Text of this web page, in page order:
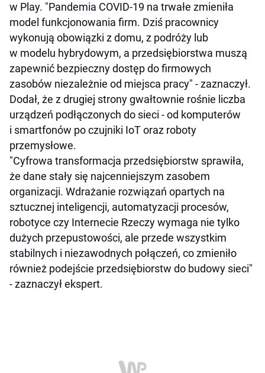
w Play. "Pandemia COVID-19 na trwałe zmieniła
model funkcjonowania firm. Dziś pracownicy
wykonują obowiązki z domu, z podróży lub
w modelu hybrydowym, a przedsiębiorstwa muszą
zapewnić bezpieczny dostęp do firmowych
zasobów niezależnie od miejsca pracy" - zaznaczył.
Dodał, że z drugiej strony gwałtownie rośnie liczba
urządzeń podłączonych do sieci - od komputerów
i smartfonów po czujniki IoT oraz roboty
przemysłowe.
"Cyfrowa transformacja przedsiębiorstw sprawiła,
że dane stały się najcenniejszym zasobem
organizacji. Wdrażanie rozwiązań opartych na
sztucznej inteligencji, automatyzacji procesów,
robotyce czy Internecie Rzeczy wymaga nie tylko
dużych przepustowości, ale przede wszystkim
stabilnych i niezawodnych połączeń, co zmieniło
również podejście przedsiębiorstw do budowy sieci"
- zaznaczył ekspert.